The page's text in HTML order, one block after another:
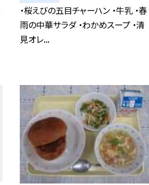
・桜えびの五目チャーハン ・牛乳 ・春
雨の中華サラダ ・わかめスープ ・清
見オレ...